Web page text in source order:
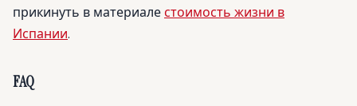
прикинуть в материалестоимость жизни в
Испании.
FAQ